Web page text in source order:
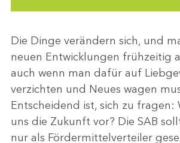
Die Dinge verändern sich, und
neuen Entwicklungen frühzeitig
auch wenn man dafür auf
verzichten und Neues wagen
Entscheidend ist, sich zu fragen:
uns die Zukunft vor? Die SAB
nur als Fördermittelverteiler